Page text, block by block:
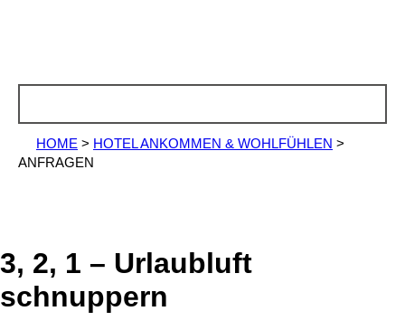
HOME > HOTEL ANKOMMEN & WOHLFÜHLEN >
ANFRAGEN
3, 2, 1 – Urlaubluft
schnuppern